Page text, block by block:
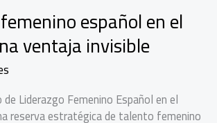
español en el
ventaja invisible
Liderazgo Femenino Español en el
reserva estratégica de talento femenino